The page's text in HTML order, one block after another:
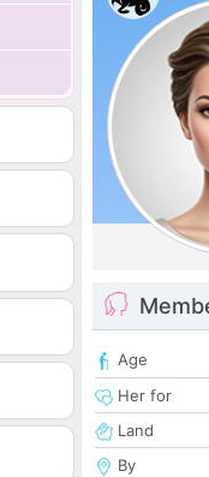
Age
Her for
Land
By